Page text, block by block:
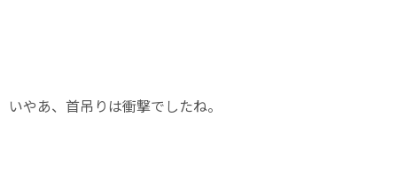
いやあ、首吊りは衝撃でしたね。